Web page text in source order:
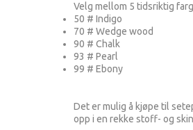
Velg mellom 5 tidsriktig
50 # Indigo
70 # Wedge wood
90 # Chalk
93 # Pearl
99 # Ebony
Det er mulig å kjøpe til
opp i en rekke stoff- og